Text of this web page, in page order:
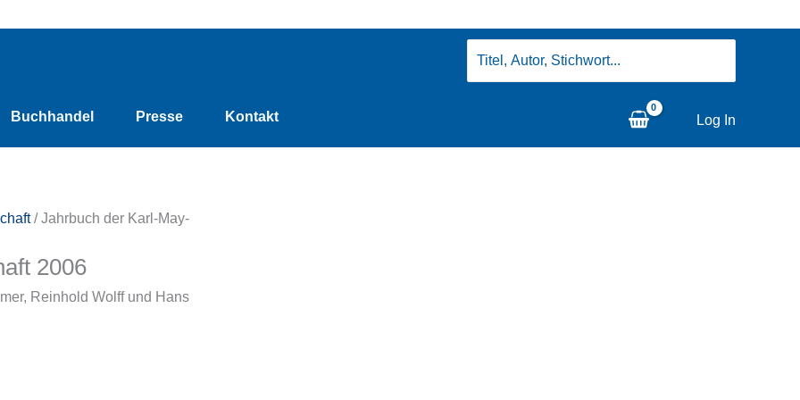
for:
Buchhandel Presse Kontakt Log In
/ Jahrbuch der Karl-May-
2006
Reinhold Wolff und Hans